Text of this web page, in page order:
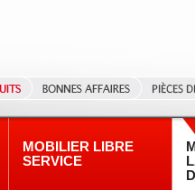
MOBILIER LIBRE
SERVICE